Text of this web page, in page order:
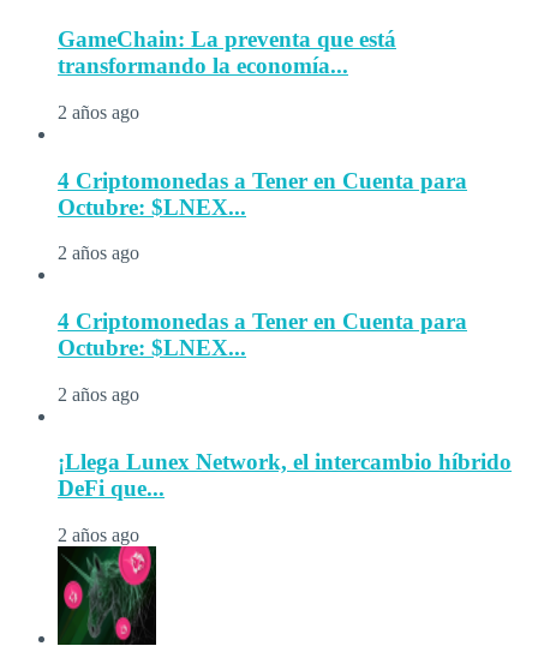
GameChain: La preventa que está
transformando la economía...
2 años ago
4 Criptomonedas a Tener en Cuenta para
Octubre: $LNEX...
2 años ago
4 Criptomonedas a Tener en Cuenta para
Octubre: $LNEX...
2 años ago
¡Llega Lunex Network, el intercambio híbrido
DeFi que...
2 años ago